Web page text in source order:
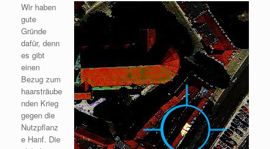
Wir haben
gute
Gründe
dafür, denn
es gibt
einen
Bezug zum
haarsträube
nden Krieg
gegen die
Nutzpflanz
e Hanf. Die